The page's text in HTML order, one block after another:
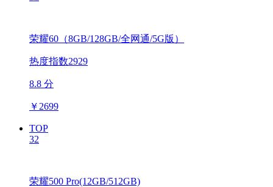
荣耀60（8GB/128GB/全网通/5G版）
热度指数2929
8.8 分
￥ 2699
TOP
32
荣耀500 Pro(12GB/512GB)